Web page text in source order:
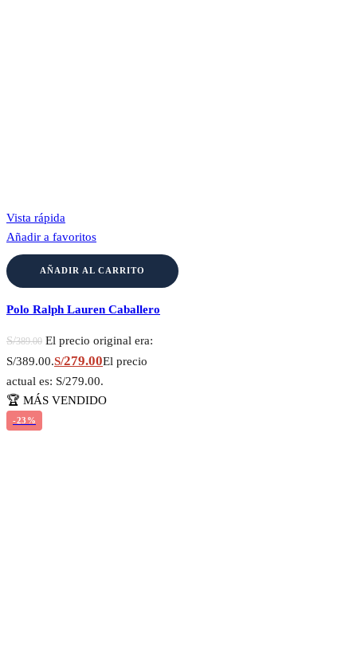
Vista rápida
Añadir a favoritos
AÑADIR AL CARRITO
Polo Ralph Lauren Caballero
S/389.00 El precio original era:
S/389.00.S/279.00El precio
actual es: S/279.00.
🏆 MÁS VENDIDO
-23%